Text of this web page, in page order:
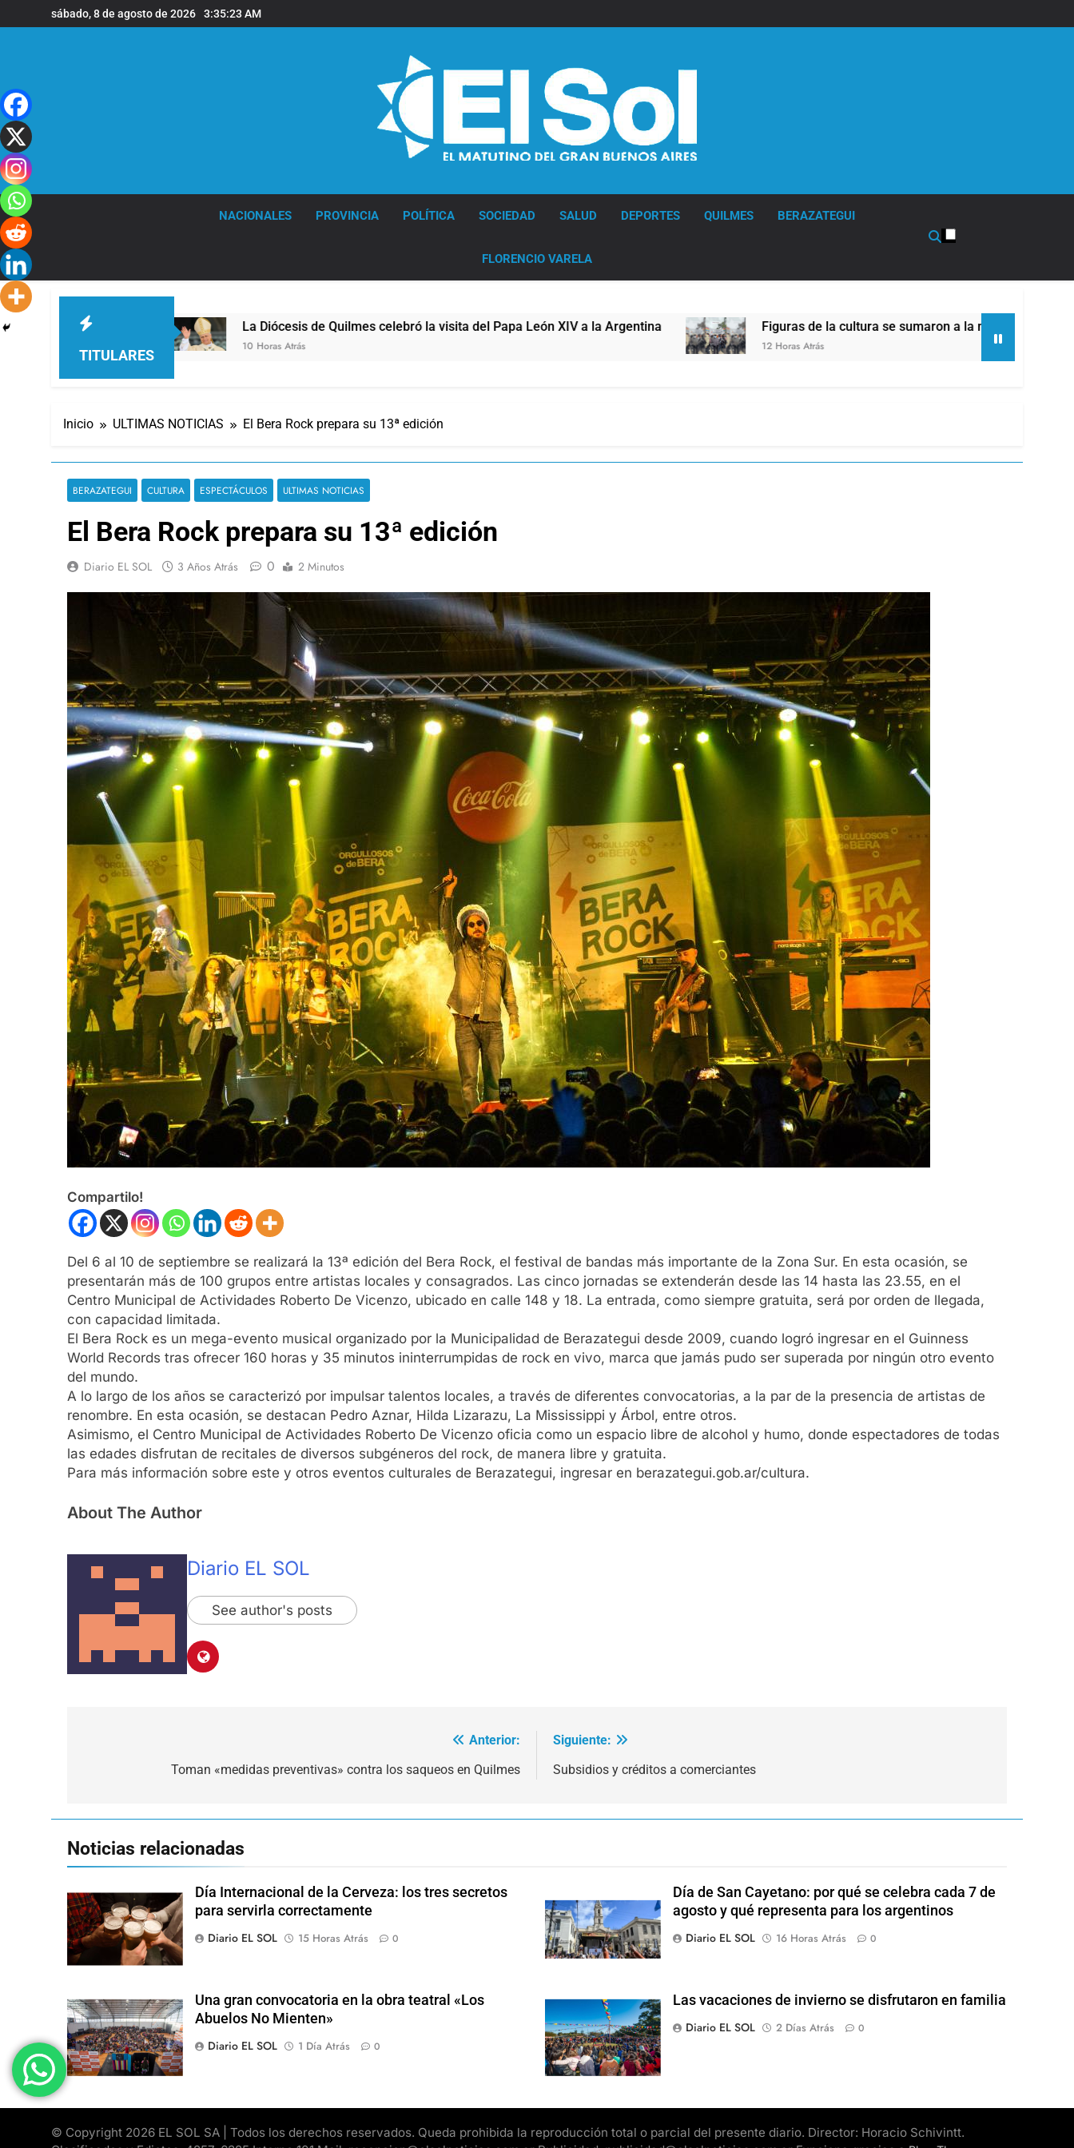
al
sábado, 8 de agosto de 2026 3:35:24 AM
NACIONALES PROVINCIA POLÍTICA SOCIEDAD SALUD DEPORTES QUILMES BERAZATEGUI
FLORENCIO VARELA
TITULARES
La Diócesis de Quilmes celebró la visita del Papa León XIV a la Argentina
10 Horas Atrás
Figuras de la cultura se sumaron a la marcha frente al Congreso
12 Horas Atrás
Inicio ULTIMAS NOTICIAS El Bera Rock prepara su 13ª edición
BERAZATEGUI CULTURA ESPECTÁCULOS ULTIMAS NOTICIAS
El Bera Rock prepara su 13ª edición
Diario EL SOL 3 Años Atrás 0 2 Minutos
Compartilo!
Del 6 al 10 de septiembre se realizará la 13ª edición del Bera Rock, el festival de bandas más importante de la Zona Sur. En esta ocasión, se
presentarán más de 100 grupos entre artistas locales y consagrados. Las cinco jornadas se extenderán desde las 14 hasta las 23.55, en el
Centro Municipal de Actividades Roberto De Vicenzo, ubicado en calle 148 y 18. La entrada, como siempre gratuita, será por orden de llegada,
con capacidad limitada.
El Bera Rock es un mega-evento musical organizado por la Municipalidad de Berazategui desde 2009, cuando logró ingresar en el Guinness
World Records tras ofrecer 160 horas y 35 minutos ininterrumpidas de rock en vivo, marca que jamás pudo ser superada por ningún otro evento
del mundo.
A lo largo de los años se caracterizó por impulsar talentos locales, a través de diferentes convocatorias, a la par de la presencia de artistas de
renombre. En esta ocasión, se destacan Pedro Aznar, Hilda Lizarazu, La Mississippi y Árbol, entre otros.
Asimismo, el Centro Municipal de Actividades Roberto De Vicenzo oficia como un espacio libre de alcohol y humo, donde espectadores de todas
las edades disfrutan de recitales de diversos subgéneros del rock, de manera libre y gratuita.
Para más información sobre este y otros eventos culturales de Berazategui, ingresar en berazategui.gob.ar/cultura.
About The Author
Diario EL SOL
See author's posts
Anterior:
Toman «medidas preventivas» contra los saqueos en Quilmes
Siguiente:
Subsidios y créditos a comerciantes
Noticias relacionadas
Día Internacional de la Cerveza: los tres secretos
para servirla correctamente
Diario EL SOL
15 Horas Atrás 0
Día de San Cayetano: por qué se celebra cada 7 de
agosto y qué representa para los argentinos
Diario EL SOL
16 Horas Atrás 0
Una gran convocatoria en la obra teatral «Los
Abuelos No Mienten»
Diario EL SOL
1 Día Atrás 0
Las vacaciones de invierno se disfrutaron en familia
Diario EL SOL
2 Días Atrás 0
© Copyright 2026 EL SOL SA | Todos los derechos reservados. Queda prohibida la reproducción total o parcial del presente diario. Director: Horacio Schivintt.